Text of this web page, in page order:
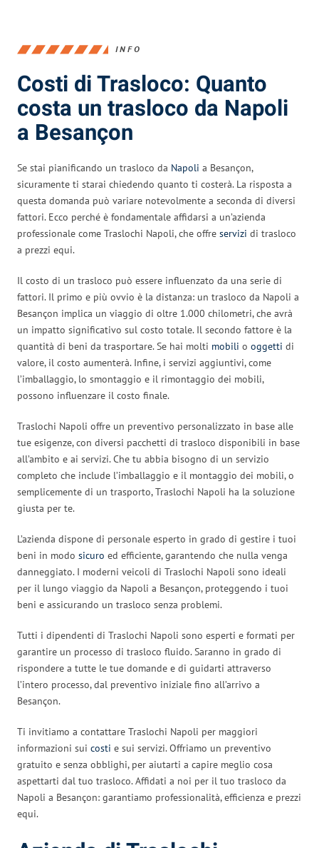
INFO
Costi di Trasloco: Quanto
costa un trasloco da Napoli
a Besançon
Se stai pianificando un trasloco da Napoli a Besançon,
sicuramente ti starai chiedendo quanto ti costerà. La risposta a
questa domanda può variare notevolmente a seconda di diversi
fattori. Ecco perché è fondamentale affidarsi a un’azienda
professionale come Traslochi Napoli, che offre servizi di trasloco
a prezzi equi.
Il costo di un trasloco può essere influenzato da una serie di
fattori. Il primo e più ovvio è la distanza: un trasloco da Napoli a
Besançon implica un viaggio di oltre 1.000 chilometri, che avrà
un impatto significativo sul costo totale. Il secondo fattore è la
quantità di beni da trasportare. Se hai molti mobili o oggetti di
valore, il costo aumenterà. Infine, i servizi aggiuntivi, come
l’imballaggio, lo smontaggio e il rimontaggio dei mobili,
possono influenzare il costo finale.
Traslochi Napoli offre un preventivo personalizzato in base alle
tue esigenze, con diversi pacchetti di trasloco disponibili in base
all’ambito e ai servizi. Che tu abbia bisogno di un servizio
completo che include l’imballaggio e il montaggio dei mobili, o
semplicemente di un trasporto, Traslochi Napoli ha la soluzione
giusta per te.
L’azienda dispone di personale esperto in grado di gestire i tuoi
beni in modo sicuro ed efficiente, garantendo che nulla venga
danneggiato. I moderni veicoli di Traslochi Napoli sono ideali
per il lungo viaggio da Napoli a Besançon, proteggendo i tuoi
beni e assicurando un trasloco senza problemi.
Tutti i dipendenti di Traslochi Napoli sono esperti e formati per
garantire un processo di trasloco fluido. Saranno in grado di
rispondere a tutte le tue domande e di guidarti attraverso
l’intero processo, dal preventivo iniziale fino all’arrivo a
Besançon.
Ti invitiamo a contattare Traslochi Napoli per maggiori
informazioni sui costi e sui servizi. Offriamo un preventivo
gratuito e senza obblighi, per aiutarti a capire meglio cosa
aspettarti dal tuo trasloco. Affidati a noi per il tuo trasloco da
Napoli a Besançon: garantiamo professionalità, efficienza e prezzi
equi.